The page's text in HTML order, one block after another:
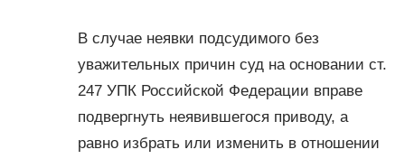
В случае неявки подсудимого без
уважительных причин суд на основании ст.
247 УПК Российской Федерации вправе
подвергнуть неявившегося приводу, а
равно избрать или изменить в отношении